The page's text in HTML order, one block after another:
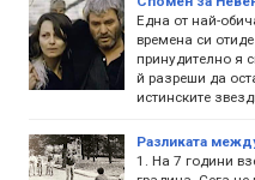
Една от най-
времена си
принудително я
й разреши да
истинските
Разликата
1. На 7 години